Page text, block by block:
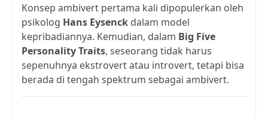
Konsep ambivert pertama kali dipopulerkan oleh
psikolog Hans Eysenck dalam model
kepribadiannya. Kemudian, dalam Big Five
Personality Traits, seseorang tidak harus
sepenuhnya ekstrovert atau introvert, tetapi bisa
berada di tengah spektrum sebagai ambivert.